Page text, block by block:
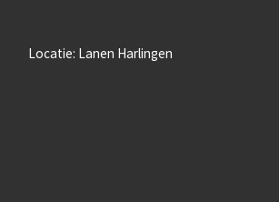
Locatie: Lanen Harlingen